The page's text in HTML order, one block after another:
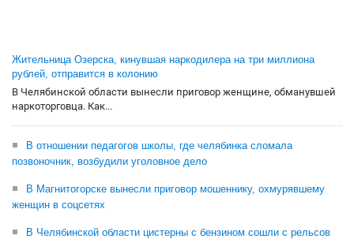
Жительница Озерска, кинувшая наркодилера на три миллиона
рублей, отправится в колонию
В Челябинской области вынесли приговор женщине, обманувшей
наркоторговца. Как...
В отношении педагогов школы, где челябинка сломала
позвоночник, возбудили уголовное дело
В Магнитогорске вынесли приговор мошеннику, охмурявшему
женщин в соцсетях
В Челябинской области цистерны с бензином сошли с рельсов